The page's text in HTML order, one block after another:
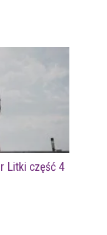
Litki część 4